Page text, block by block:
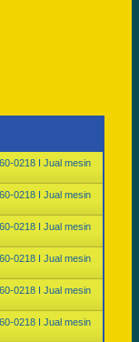
0218 I Jual mesin
0218 I Jual mesin
0218 I Jual mesin
0218 I Jual mesin
0218 I Jual mesin
0218 I Jual mesin